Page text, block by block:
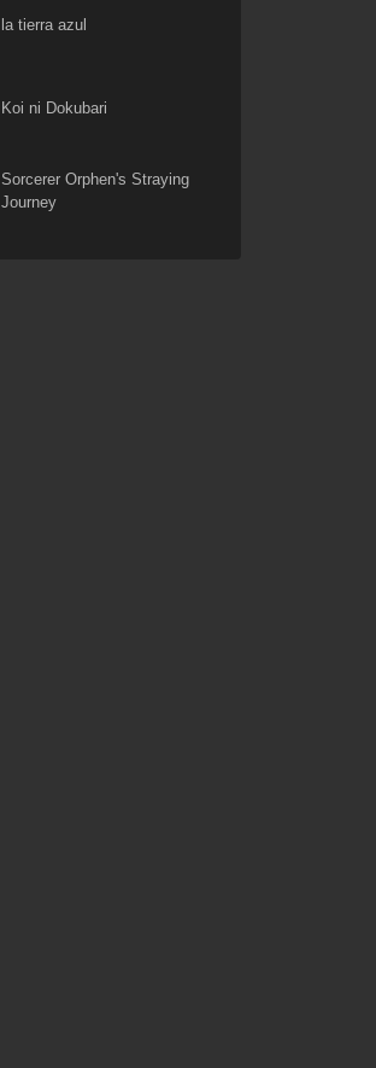
la tierra azul
Koi ni Dokubari
Sorcerer Orphen's Straying
Journey